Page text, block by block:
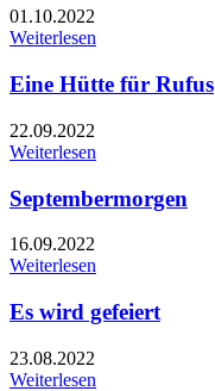
01.10.2022
Weiterlesen
Eine Hütte für Rufus
22.09.2022
Weiterlesen
Septembermorgen
16.09.2022
Weiterlesen
Es wird gefeiert
23.08.2022
Weiterlesen